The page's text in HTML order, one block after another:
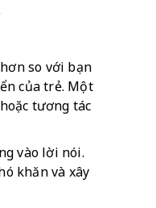
so với bạn
của trẻ. Một
tương tác
vào lời nói.
khăn và xây